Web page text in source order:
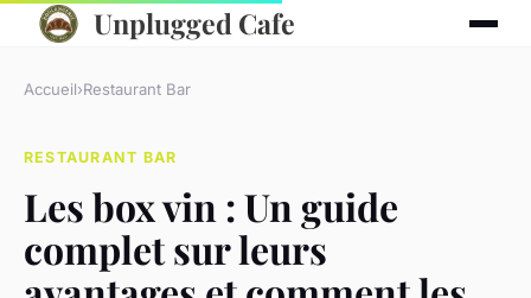
Unplugged Cafe
Accueil›Restaurant Bar
RESTAURANT BAR
Les box vin : Un guide
complet sur leurs